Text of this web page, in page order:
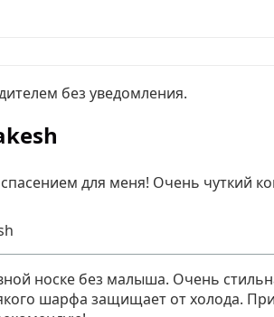
без уведомления.
для меня! Очень чуткий
носке без малыша. Очень
шарфа защищает от холода.